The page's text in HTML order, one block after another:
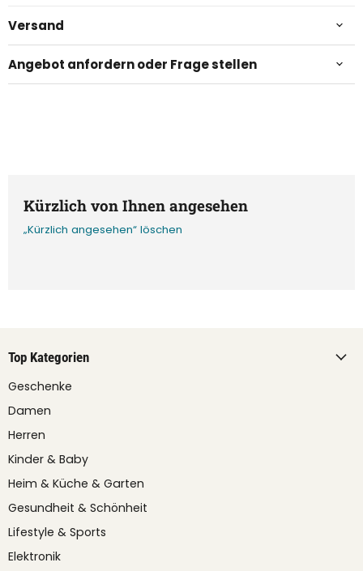
Versand
Angebot anfordern oder Frage stellen
Kürzlich von Ihnen angesehen
„Kürzlich angesehen“ löschen
Top Kategorien
Geschenke
Damen
Herren
Kinder & Baby
Heim & Küche & Garten
Gesundheit & Schönheit
Lifestyle & Sports
Elektronik